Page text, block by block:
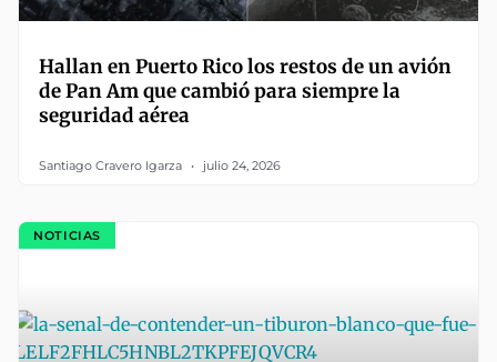
Hallan en Puerto Rico los restos de un avión
de Pan Am que cambió para siempre la
seguridad aérea
Santiago Cravero Igarza julio 24, 2026
NOTICIAS